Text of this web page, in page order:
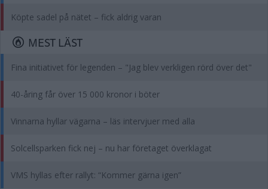
Köpte sadel på nätet – fick aldrig varan
MEST LÄST
Fina initiativet för legenden – "Jag blev verkligen rörd över det"
40-åring får över 15 000 kronor i böter
Vinnarna hyllar vägarna – läs intervjuer med alla
Solcellsparken fick nej – nu har företaget överklagat
VMS hyllas efter rallyt: “Kommer gärna igen”